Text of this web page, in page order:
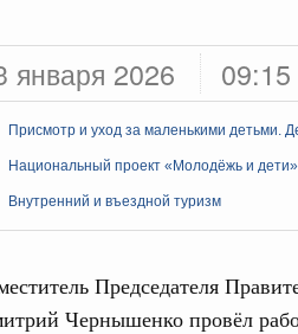
января 2026 09:15
Присмотр и уход за маленькими детьми.
Национальный проект «Молодёжь и дети»
Внутренний и въездной туризм
Председателя
Чернышенко провёл
программы
в сфере строительства